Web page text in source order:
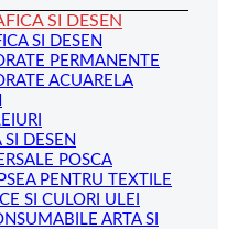
SI DESEN
SI DESEN
PERMANENTE
ACUARELA
SI DESEN
POSCA
PENTRU TEXTILE
SI CULORI ULEI
ARTA SI